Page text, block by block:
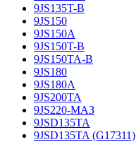
9JS135T-B
9JS150
9JS150A
9JS150T-B
9JS150TA-B
9JS180
9JS180A
9JS200TA
9JS220-МАЗ
9JSD135TA
9JSD135TA (G17311)